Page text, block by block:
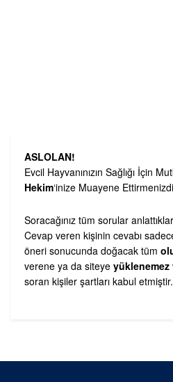
ASLOLAN!
Evcil Hayvanınızın Sağlığı İçin
Hekim‘inize Muayene
Soracağınız tüm sorular
Cevap veren kişinin cevabı
öneri sonucunda doğacak tüm
verene ya da siteye yüklenemez
soran kişiler şartları kabul etmiştir.